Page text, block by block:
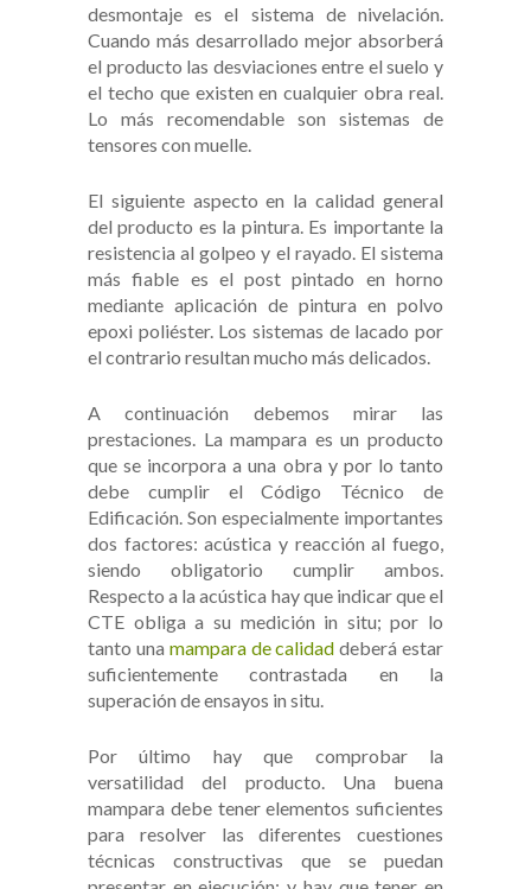
desmontaje es el sistema de nivelación.
Cuando más desarrollado mejor absorberá
el producto las desviaciones entre el suelo y
el techo que existen en cualquier obra real.
Lo más recomendable son sistemas de
tensores con muelle.
El siguiente aspecto en la calidad general
del producto es la pintura. Es importante la
resistencia al golpeo y el rayado. El sistema
más fiable es el post pintado en horno
mediante aplicación de pintura en polvo
epoxi poliéster. Los sistemas de lacado por
el contrario resultan mucho más delicados.
A continuación debemos mirar las
prestaciones. La mampara es un producto
que se incorpora a una obra y por lo tanto
debe cumplir el Código Técnico de
Edificación. Son especialmente importantes
dos factores: acústica y reacción al fuego,
siendo obligatorio cumplir ambos.
Respecto a la acústica hay que indicar que el
CTE obliga a su medición in situ; por lo
tanto una mampara de calidad deberá estar
suficientemente contrastada en la
superación de ensayos in situ.
Por último hay que comprobar la
versatilidad del producto. Una buena
mampara debe tener elementos suficientes
para resolver las diferentes cuestiones
técnicas constructivas que se puedan